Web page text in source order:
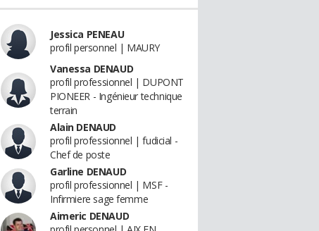
Jessica PENEAU
profil personnel | MAURY
Vanessa DENAUD
profil professionnel | DUPONT
PIONEER - Ingénieur technique
terrain
Alain DENAUD
profil professionnel | fudicial -
Chef de poste
Garline DENAUD
profil professionnel | MSF -
Infirmiere sage femme
Aimeric DENAUD